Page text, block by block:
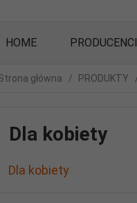
HOME PRODUCENCI
główna PRODUKTY
Dla kobiety
Dla kobiety